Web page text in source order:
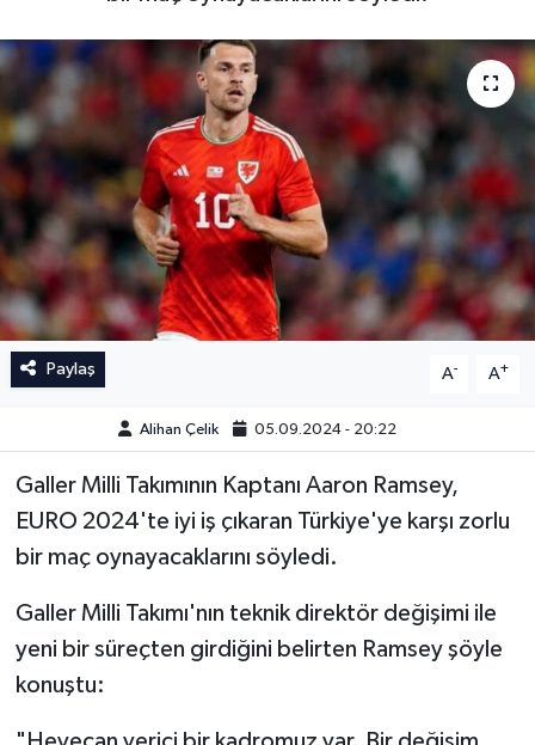
Paylaş A- A+
Alihan Çelik 05.09.2024 - 20:22
Galler Milli Takımının Kaptanı Aaron Ramsey,
EURO 2024'te iyi iş çıkaran Türkiye'ye karşı zorlu
bir maç oynayacaklarını söyledi.
Galler Milli Takımı'nın teknik direktör değişimi ile
yeni bir süreçten girdiğini belirten Ramsey şöyle
konuştu:
İngiltere Premier Lig
Almanya Bundesliga
La Liga
Serie A
İngiltere Premier Lig
Almanya Bundesliga
Serie A
Fransa Ligue 1
Eredevise
Diğer Futbol Ligleri
Kadınlar Basketbol Ligi